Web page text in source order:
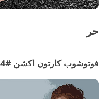
حر
فوتوشوب كارتون اكشن #4 "Pop Art"